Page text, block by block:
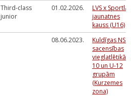
Third-class
junior
01.02.2026.
LVS x
jaunatnes
kauss (U16)
08.06.2023.
Kuldīgas NSS
sacensības
vieglatlētikā
10 un U-12
grupām
(Kurzemes
zona)